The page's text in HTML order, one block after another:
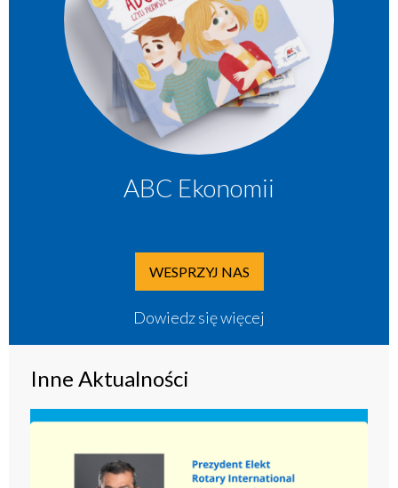
ABC Ekonomii
WESPRZYJ NAS
Dowiedz się więcej
Inne Aktualności